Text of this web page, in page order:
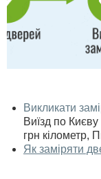
Викликати
Виїзд по
грн кілометр,
Як заміряти